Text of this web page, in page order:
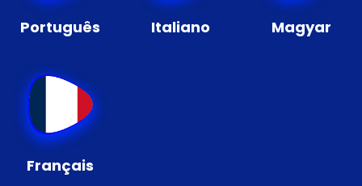
Português Italiano Magyar
Français